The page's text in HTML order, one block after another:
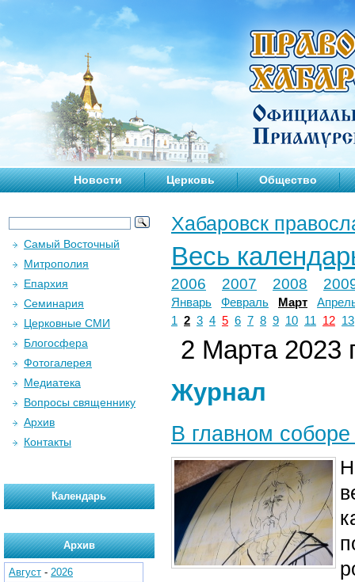
Новости Церковь Общество
Хабаровск
Весь
2006 2007 2008
Январь Февраль Март
1 2 3 4 5 6 7 8 9 10 11 12 13
2 Марта 2023
Журнал
В главном соборе
Самый Восточный
Митрополия
Епархия
Семинария
Церковные СМИ
Блогосфера
Фотогалерея
Медиатека
Вопросы священнику
Архив
Контакты
Календарь
Архив
Август - 2026